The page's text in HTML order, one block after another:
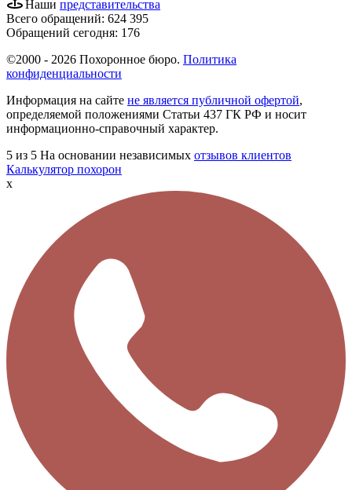
Наши представительства
Всего обращений: 624 395
Обращений сегодня: 176
©2000 - 2026 Похоронное бюро. Политика
конфиденциальности
Информация на сайте не является публичной офертой,
определяемой положениями Статьи 437 ГК РФ и носит
информационно-справочный характер.
5 из 5 На основании независимых отзывов клиентов
Калькулятор похорон
x